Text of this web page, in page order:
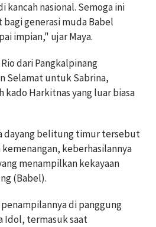
kancah nasional. Semoga ini
generasi muda Babel
impian," ujar Maya.
dari Pangkalpinang
Selamat untuk Sabrina,
kado Harkitnas yang luar biasa
dayang belitung timur tersebut
keberhasilannya
menampilkan kekayaan
(Babel).
di panggung
Idol, termasuk saat